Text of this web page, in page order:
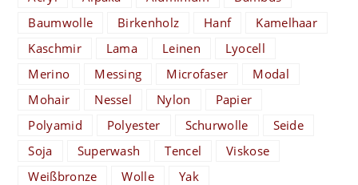
Baumwolle
Birkenholz Hanf
Kamelhaar
Kaschmir
Lama Leinen
Lyocell
Merino
Messing Microfaser
Modal
Mohair
Nessel Nylon
Papier
Polyamid
Polyester Schurwolle
Seide
Soja
Superwash Tencel
Viskose
Weißbronze
Wolle Yak